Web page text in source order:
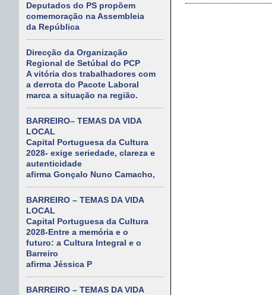
Deputados do PS propõem
comemoração na Assembleia
da República
Direcção da Organização
Regional de Setúbal do PCP
A vitória dos trabalhadores com
a derrota do Pacote Laboral
marca a situação na região.
BARREIRO– TEMAS DA VIDA
LOCAL
Capital Portuguesa da Cultura
2028- exige seriedade, clareza e
autenticidade
afirma Gonçalo Nuno Camacho,
BARREIRO – TEMAS DA VIDA
LOCAL
Capital Portuguesa da Cultura
2028-Entre a memória e o
futuro: a Cultura Integral e o
Barreiro
afirma Jéssica P
BARREIRO – TEMAS DA VIDA